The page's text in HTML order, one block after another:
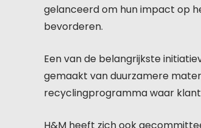
gelanceerd om hun impact op
bevorderen.
Een van de belangrijkste
gemaakt van duurzamere
recyclingprogramma waar